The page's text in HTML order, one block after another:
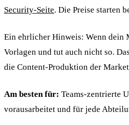
Security-Seite. Die Preise starten
Ein ehrlicher Hinweis: Wenn
Vorlagen und tut auch nicht so.
die Content-Produktion der
Am besten für: Teams-zentrierte
vorausarbeitet und für jede